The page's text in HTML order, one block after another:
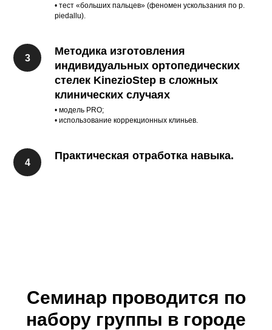
• тест «больших пальцев» (феномен ускользания по p.
piedallu).
Методика изготовления
индивидуальных ортопедических
стелек KinezioStep в сложных
клинических случаях
• модель PRO;
• использование коррекционных клиньев.
Практическая отработка навыка.
Семинар проводится по
набору группы в городе